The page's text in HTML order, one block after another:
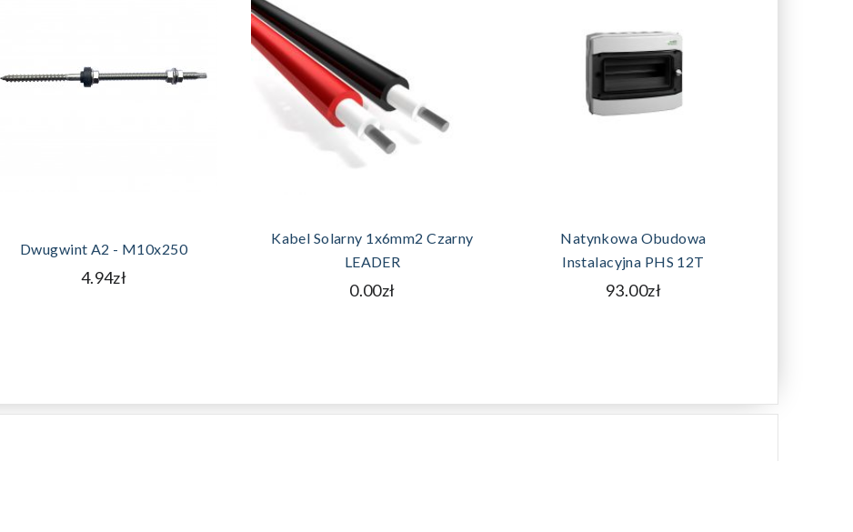
Dwugwint A2 - M10x250
4.94zł
Kabel Solarny 1x6mm2 Czarny
LEADER
0.00zł
Natynkowa Obudowa
Instalacyjna PHS 12T
93.00zł